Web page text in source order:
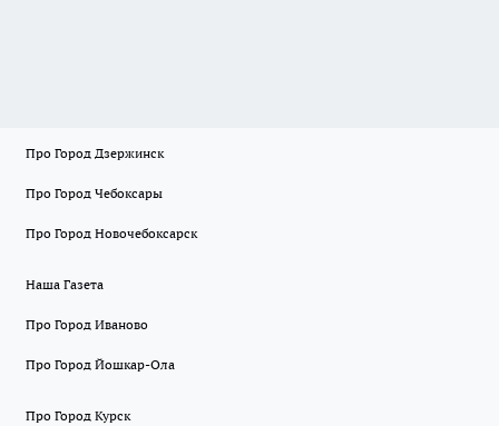
Про Город Дзержинск
Про Город Чебоксары
Про Город Новочебоксарск
Наша Газета
Про Город Иваново
Про Город Йошкар-Ола
Про Город Курск